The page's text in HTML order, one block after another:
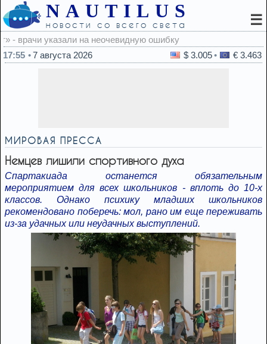
NAUTILUS
новости со всего света ☰
17:55
7 августа 2026 $ 3.005 € 3.463
МИРОВАЯ ПРЕССА
Немцев лишили спортивного духа
Спартакиада останется обязательным
мероприятием для всех школьников - вплоть до 10-х
классов. Однако психику младших школьников
рекомендовано поберечь: мол, рано им еще переживать
из-за удачных или неудачных выступлений.